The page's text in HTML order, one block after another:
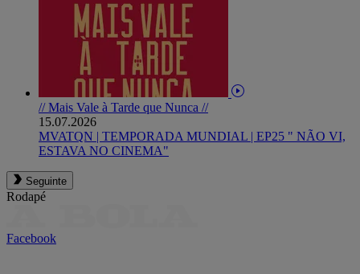
// Mais Vale à Tarde que Nunca //
15.07.2026
MVATQN | TEMPORADA MUNDIAL | EP25 " NÃO VI,
ESTAVA NO CINEMA"
Seguinte
Rodapé
Facebook